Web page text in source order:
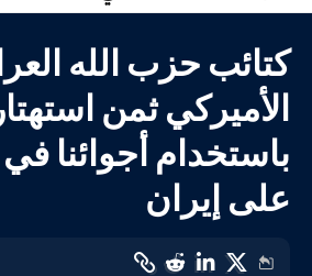
كتائب حزب الله
الأميركي ثمن
باستخدام أجوائنا
على إيران